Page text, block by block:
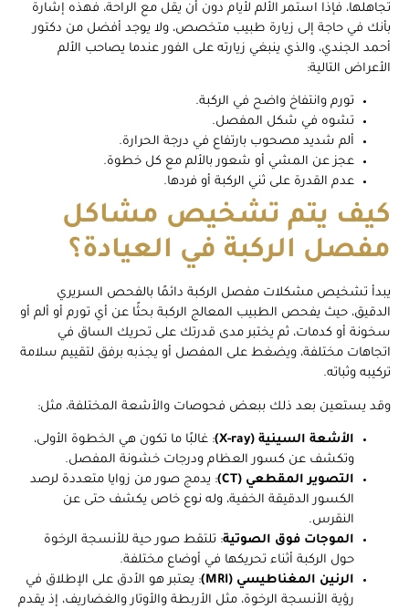
تجاهلها، فإذا استمر الألم لأيام دون أن يقل مع الراحة، فهذه إشارة
بأنك في حاجة إلى زيارة طبيب متخصص، ولا يوجد أفضل من دكتور
أحمد الجندي، والذي ينبغي زيارته على الفور عندما يصاحب الألم
الأعراض التالية:
تورم وانتفاخ واضح في الركبة.
تشوه في شكل المفصل.
ألم شديد مصحوب بارتفاع في درجة الحرارة.
عجز عن المشي أو شعور بالألم مع كل خطوة.
عدم القدرة على ثني الركبة أو فردها.
كيف يتم تشخيص مشاكل
مفصل الركبة في العيادة؟
يبدأ تشخيص مشكلات مفصل الركبة دائمًا بالفحص السريري
الدقيق، حيث يفحص الطبيب المعالج الركبة بحثًا عن أي تورم أو ألم أو
سخونة أو كدمات، ثم يختبر مدى قدرتك على تحريك الساق في
اتجاهات مختلفة، ويضغط على المفصل أو يجذبه برفق لتقييم سلامة
تركيبه وثباته.
وقد يستعين بعد ذلك ببعض فحوصات والأشعة المختلفة، مثل:
الأشعة السينية (X-ray)
: غالبًا ما تكون هي الخطوة الأولى،
وتكشف عن كسور العظام ودرجات خشونة المفصل.
التصوير المقطعي (CT)
: يدمج صور من زوايا متعددة لرصد
الكسور الدقيقة الخفية، وله نوع خاص يكشف حتى عن
النقرس.
الموجات فوق الصوتية: تلتقط صور حية للأنسجة الرخوة
حول الركبة أثناء تحريكها في أوضاع مختلفة.
الرنين المغناطيسي (MRI)
: يعتبر هو الأدق على الإطلاق في
رؤية الأنسجة الرخوة، مثل الأربطة والأوتار والغضاريف، إذ يقدم